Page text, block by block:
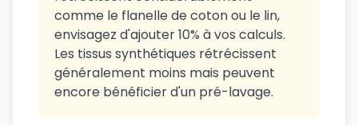
comme le flanelle de coton ou le lin,
envisagez d'ajouter 10% à vos calculs.
Les tissus synthétiques rétrécissent
généralement moins mais peuvent
encore bénéficier d'un pré-lavage.